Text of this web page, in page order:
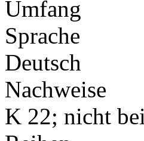
Umfang
Sprache
Deutsch
Nachweise
K 22; nicht